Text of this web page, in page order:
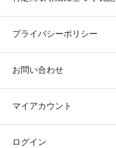
プライバシーポリシー
お問い合わせ
マイアカウント
ログイン